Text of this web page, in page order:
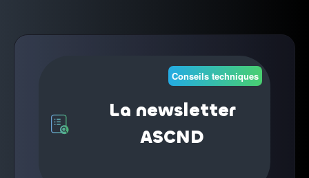
Conseils techniques
La newsletter
ASCND